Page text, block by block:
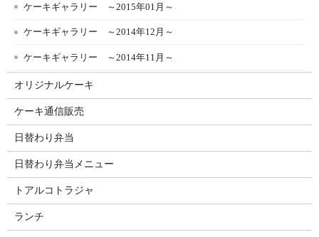
ケーキギャラリー ～2015年01月～
ケーキギャラリー ～2014年12月～
ケーキギャラリー ～2014年11月～
オリジナルケーキ
ケーキ通信販売
日替わり弁当
日替わり弁当メニュー
トアルコトラジャ
ランチ